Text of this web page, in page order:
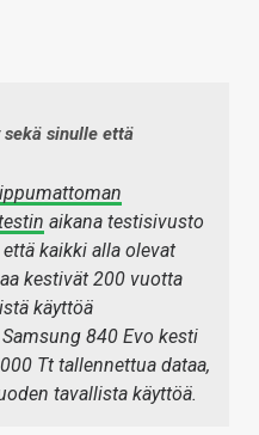
sekä sinulle että
aikana testisivusto
kaikki alla olevat
kestivät 200 vuotta
käyttöä
840 Evo kesti
Tt tallennettua dataa,
tavallista käyttöä.​